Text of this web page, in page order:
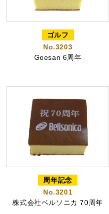
ゴルフ
No.3203
Goesan 6周年
周年記念
No.3201
株式会社ベルソニカ 70周年